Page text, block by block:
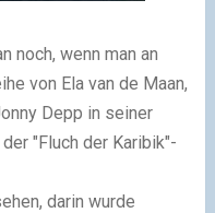
noch, wenn man an
von Ela van de Maan,
Depp in seiner
"Fluch der Karibik"-
darin wurde